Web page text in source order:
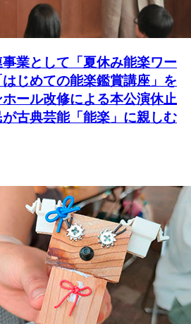
業として「夏休み能楽ワー
じめての能楽鑑賞講座」を
ール改修による本公演休止
古典芸能「能楽」に親しむ